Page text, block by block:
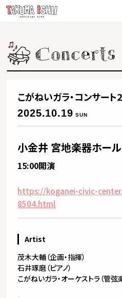
こがねいガラ・コンサー
2025.10.19 SUN
小金井 宮地楽器ホール
15:00開演
https://koganei-civic-
8504.html
Artist
茂木大輔（企画・指揮）
石井琢磨（ピアノ）
こがねいガラ・オーケストラ（管弦